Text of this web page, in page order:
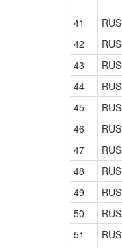
41 RUS
42
RUS
43
RUS
44
RUS
45
RUS
46
RUS
47
RUS
48
RUS
49
RUS
50
RUS
51
RUS